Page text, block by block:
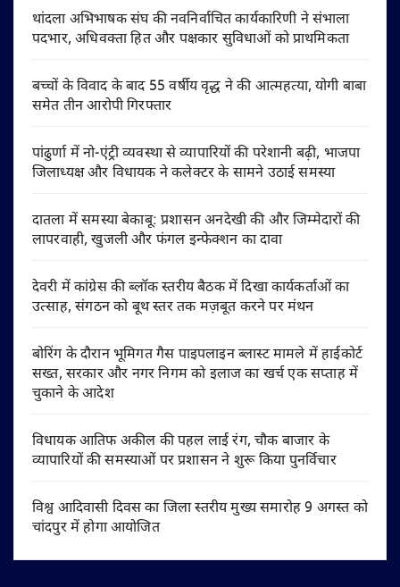
थांदला अभिभाषक संघ की नवनिर्वाचित कार्यकारिणी ने संभाला
पदभार, अधिवक्ता हित और पक्षकार सुविधाओं को प्राथमिकता
बच्चों के विवाद के बाद 55 वर्षीय वृद्ध ने की आत्महत्या, योगी बाबा
समेत तीन आरोपी गिरफ्तार
पांढुर्णा में नो-एंट्री व्यवस्था से व्यापारियों की परेशानी बढ़ी, भाजपा
जिलाध्यक्ष और विधायक ने कलेक्टर के सामने उठाई समस्या
दातला में समस्या बेकाबू: प्रशासन अनदेखी की और जिम्मेदारों की
लापरवाही, खुजली और फंगल इन्फेक्शन का दावा
देवरी में कांग्रेस की ब्लॉक स्तरीय बैठक में दिखा कार्यकर्ताओं का
उत्साह, संगठन को बूथ स्तर तक मज़बूत करने पर मंथन
बोरिंग के दौरान भूमिगत गैस पाइपलाइन ब्लास्ट मामले में हाईकोर्ट
सख्त, सरकार और नगर निगम को इलाज का खर्च एक सप्ताह में
चुकाने के आदेश
विधायक आतिफ अकील की पहल लाई रंग, चौक बाजार के
व्यापारियों की समस्याओं पर प्रशासन ने शुरू किया पुनर्विचार
विश्व आदिवासी दिवस का जिला स्तरीय मुख्य समारोह 9 अगस्त को
चांदपुर में होगा आयोजित